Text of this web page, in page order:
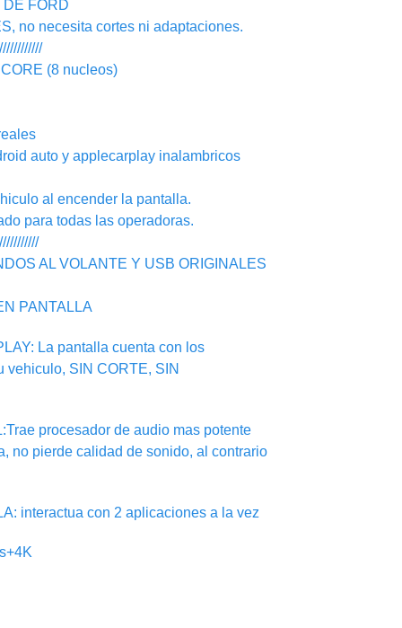
DE FORD
no necesita cortes ni adaptaciones.
(8 nucleos)
auto y applecarplay inalambricos
al encender la pantalla.
para todas las operadoras.
AL VOLANTE Y USB ORIGINALES
PANTALLA
La pantalla cuenta con los
vehiculo, SIN CORTE, SIN
procesador de audio mas potente
no pierde calidad de sonido, al contrario
interactua con 2 aplicaciones a la vez